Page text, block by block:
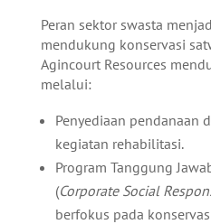
Peran sektor swasta
mendukung konservasi
Agincourt Resources
melalui:
Penyediaan pendanaan
kegiatan rehabilitasi.
Program Tanggung
(Corporate Social
berfokus pada